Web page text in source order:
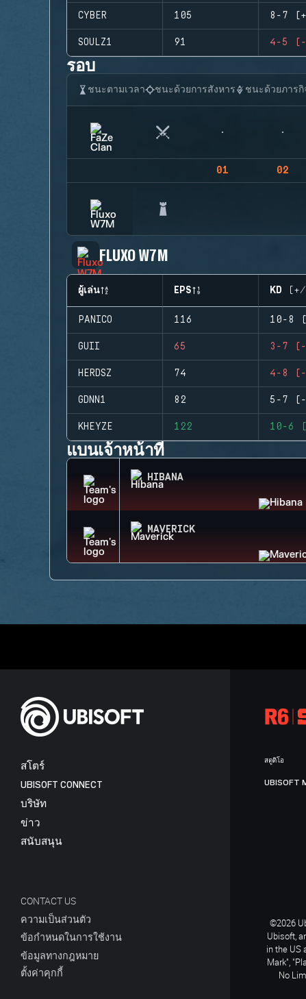
CYBER 105 8-7
SOULZ1 91 4-5 (-
รอบ
ชนะตามเวลา ชนะด้วยการสังหาร ชนะด้วยภารกิ
01 02
FLUXO W7M
ผู้เล่น EPS KD
PANICO 116 10-8
GUII 65 3-7 (-
HERDSZ 74 4-8 (-
GDNN1 82 5-7 (-
KHEYZE 122 10-6
แบนเจ้าหน้าที่
HIBANA
MAVERICK
สโตร์
UBISOFT CONNECT
บริษัท
ข่าว
สนับสนุน
CONTACT US
ความเป็นส่วนตัว
ข้อกำหนดในการใช้งาน
ข้อมูลทางกฎหมาย
ตั้งค่าคุกกี้
สตูดิโอ
UBISOFT
©2026
Ubisoft,
in the US
Mark",
No